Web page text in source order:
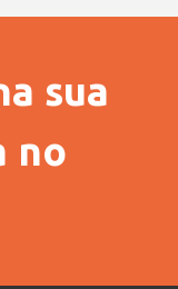
sua
no